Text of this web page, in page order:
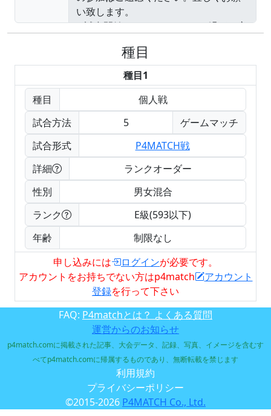
種目
種目1
種目
個人戦
試合方法
5
ゲームマッチ
試合形式
P4MATCH戦
詳細
ランクオーダー
性別
男女混合
ランク
E級(593以下)
年齢
制限なし
申し込みには
ログインが必要です。
アカウントをお持ちでない方はp4match
アカウント
登録を行って下さい
FAQ: P4matchとは？ よくある質問
運営からのお知らせ
p4match.comに掲載された記事、大会データ、記録、写真、イメージを含むす
べてp4match.comに帰属するものであり、無断転載を禁じます
利用規約
プライバシーポリシー
©2015-2026 P4MATCH Co., Ltd.